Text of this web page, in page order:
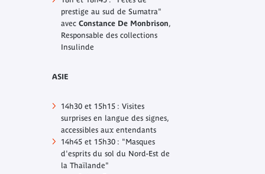
prestige au sud de Sumatra"
avecConstance De Monbrison,
Responsable des collections
Insulinde
ASIE
14h30 et 15h15 : Visites
surprises en langue des signes,
accessibles aux entendants
14h45 et 15h30 : "Masques
d'esprits du sol du Nord-Est de
la Thaïlande"